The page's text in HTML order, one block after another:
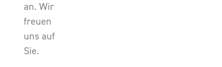
an. Wir
freuen
uns auf
Sie.